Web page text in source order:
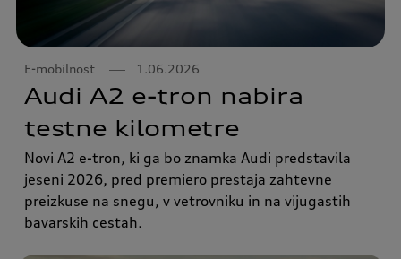
E-mobilnost 1.06.2026
Audi A2 e-tron nabira
testne kilometre
Novi A2 e-tron, ki ga bo znamka Audi predstavila
jeseni 2026, pred premiero prestaja zahtevne
preizkuse na snegu, v vetrovniku in na vijugastih
bavarskih cestah.